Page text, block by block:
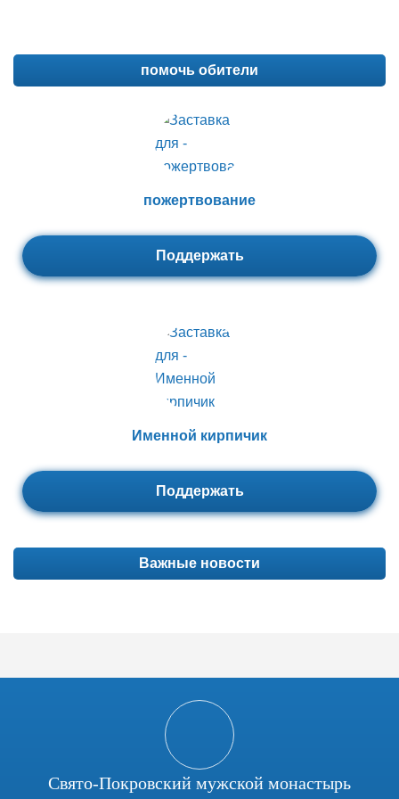
помочь обители
пожертвование
Поддержать
Именной кирпичик
Поддержать
Важные новости
Свято-Покровский мужской монастырь